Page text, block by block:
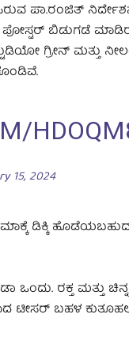
ಪಾ.ರಂಜಿತ್
ಬಿಡುಗಡೆ
ಗ್ರೀನ್ ಮತ್ತು
15, 2024
ಡಿಕ್ಕಿ
ಒಂದು. ರಕ್ತ ಮತ್ತು
ಬಹಳ ಕುತೂಹಲ